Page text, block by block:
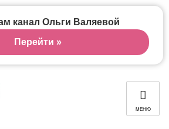
МЕНЮ
канал Ольги Валяевой
Перейти »